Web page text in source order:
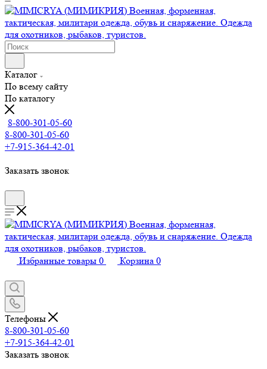
Каталог
По всему сайту
По каталогу
8-800-301-05-60
8-800-301-05-60
+7-915-364-42-01
Заказать звонок
Избранные товары 0 Корзина 0
Телефоны
8-800-301-05-60
+7-915-364-42-01
Заказать звонок